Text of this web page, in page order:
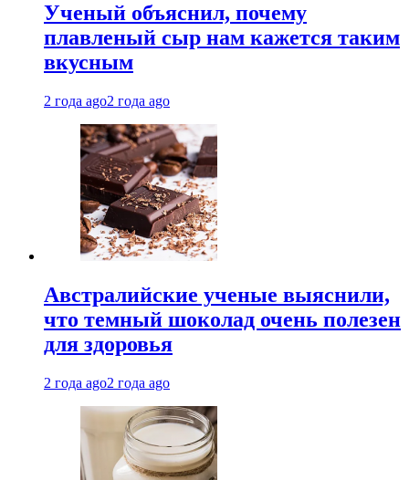
Ученый объяснил, почему
плавленый сыр нам кажется таким
вкусным
2 года ago2 года ago
Австралийские ученые выяснили,
что темный шоколад очень полезен
для здоровья
2 года ago2 года ago